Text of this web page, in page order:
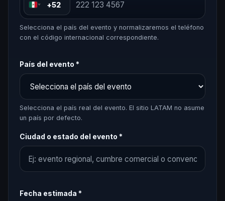
+52
Selecciona el país del evento y normalizaremos el teléfono
con el código internacional correspondiente.
País del evento *
Selecciona el país real del evento. El sitio LATAM no asume
un país por defecto.
Ciudad o estado del evento *
Fecha estimada *